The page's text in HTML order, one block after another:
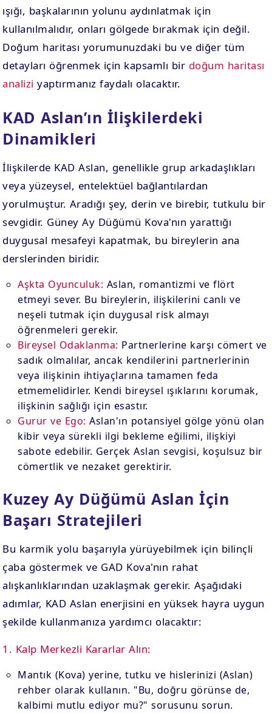
ışığı, başkalarının yolunu aydınlatmak için
kullanılmalıdır, onları gölgede bırakmak için değil.
Doğum haritası yorumunuzdaki bu ve diğer tüm
detayları öğrenmek için kapsamlı bir doğum haritası
analizi yaptırmanız faydalı olacaktır.
KAD Aslan’ın İlişkilerdeki
Dinamikleri
İlişkilerde KAD Aslan, genellikle grup arkadaşlıkları
veya yüzeysel, entelektüel bağlantılardan
yorulmuştur. Aradığı şey, derin ve birebir, tutkulu bir
sevgidir. Güney Ay Düğümü Kova'nın yarattığı
duygusal mesafeyi kapatmak, bu bireylerin ana
derslerinden biridir.
Aşkta Oyunculuk: Aslan, romantizmi ve flört
etmeyi sever. Bu bireylerin, ilişkilerini canlı ve
neşeli tutmak için duygusal risk almayı
öğrenmeleri gerekir.
Bireysel Odaklanma: Partnerlerine karşı cömert ve
sadık olmalılar, ancak kendilerini partnerlerinin
veya ilişkinin ihtiyaçlarına tamamen feda
etmemelidirler. Kendi bireysel ışıklarını korumak,
ilişkinin sağlığı için esastır.
Gurur ve Ego: Aslan'ın potansiyel gölge yönü olan
kibir veya sürekli ilgi bekleme eğilimi, ilişkiyi
sabote edebilir. Gerçek Aslan sevgisi, koşulsuz bir
cömertlik ve nezaket gerektirir.
Kuzey Ay Düğümü Aslan İçin
Başarı Stratejileri
Bu karmik yolu başarıyla yürüyebilmek için bilinçli
çaba göstermek ve GAD Kova'nın rahat
alışkanlıklarından uzaklaşmak gerekir. Aşağıdaki
adımlar, KAD Aslan enerjisini en yüksek hayra uygun
şekilde kullanmanıza yardımcı olacaktır:
1. Kalp Merkezli Kararlar Alın:
Mantık (Kova) yerine, tutku ve hislerinizi (Aslan)
rehber olarak kullanın. "Bu, doğru görünse de,
kalbimi mutlu ediyor mu?" sorusunu sorun.